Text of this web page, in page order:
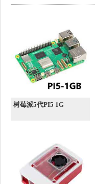
树莓派5代PI5 1G